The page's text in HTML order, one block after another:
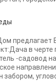
в черте
-садовод